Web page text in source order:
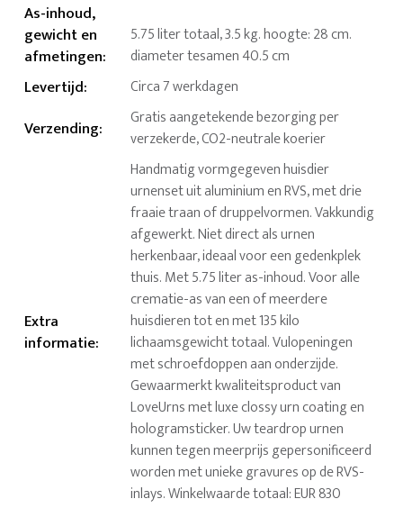
As-inhoud,
gewicht en
afmetingen:
5.75 liter totaal, 3.5 kg. hoogte: 28 cm.
diameter tesamen 40.5 cm
Levertijd: Circa 7 werkdagen
Verzending:
Gratis aangetekende bezorging per
verzekerde, CO2-neutrale koerier
Extra
informatie:
Handmatig vormgegeven huisdier
urnenset uit aluminium en RVS, met drie
fraaie traan of druppelvormen. Vakkundig
afgewerkt. Niet direct als urnen
herkenbaar, ideaal voor een gedenkplek
thuis. Met 5.75 liter as-inhoud. Voor alle
crematie-as van een of meerdere
huisdieren tot en met 135 kilo
lichaamsgewicht totaal. Vulopeningen
met schroefdoppen aan onderzijde.
Gewaarmerkt kwaliteitsproduct van
LoveUrns met luxe clossy urn coating en
hologramsticker. Uw teardrop urnen
kunnen tegen meerprijs gepersonificeerd
worden met unieke gravures op de RVS-
inlays. Winkelwaarde totaal: EUR 830